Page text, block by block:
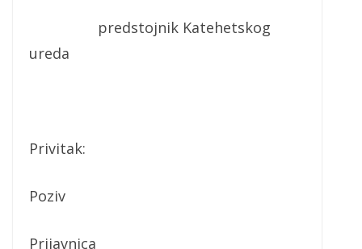
predstojnik Katehetskog
ureda
Privitak:
Poziv
Prijavnica